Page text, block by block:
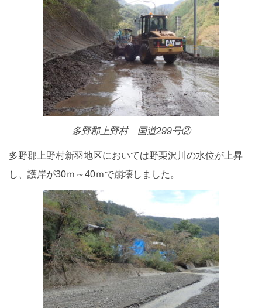
多野郡上野村 国道299号②
多野郡上野村新羽地区においては野栗沢川の水位が上昇
し、護岸が30ｍ～40ｍで崩壊しました。